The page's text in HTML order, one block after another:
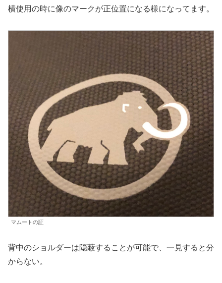
横使用の時に像のマークが正位置になる様になってます。
マムートの証
背中のショルダーは隠蔽することが可能で、一見すると分
からない。